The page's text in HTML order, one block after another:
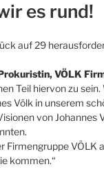
es rund!
auf 29
VÖLK
Teil hiervon zu
Völk in unserem
von Johannes
Firmengruppe VÖLK
kommen.“